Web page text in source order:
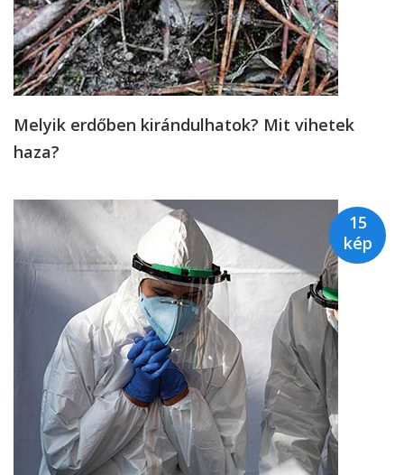
Melyik erdőben kirándulhatok? Mit vihetek
haza?
15
kép